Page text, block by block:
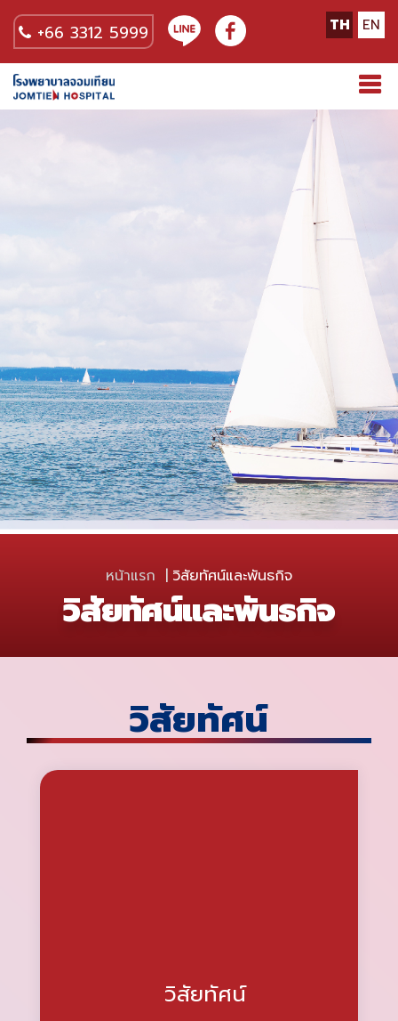
+66 3312 5999 TH EN
หน้าแรก วิสัยทัศน์และพันธกิจ
วิสัยทัศน์และพันธกิจ
วิสัยทัศน์
วิสัยทัศน์